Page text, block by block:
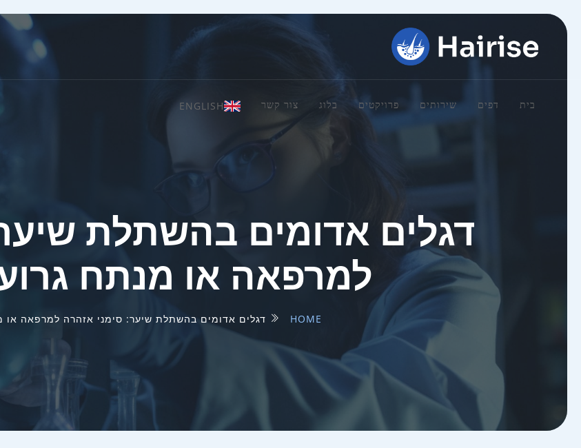
בית דפים שירותים פרויקטים בלוג צור קשר ENGLISH
דגלים אדומים בהשתלת
למרפאה או מנתח גרועים
HOME דגלים אדומים בהשתלת שיער: סימני אזהרה למרפאה או מנתח